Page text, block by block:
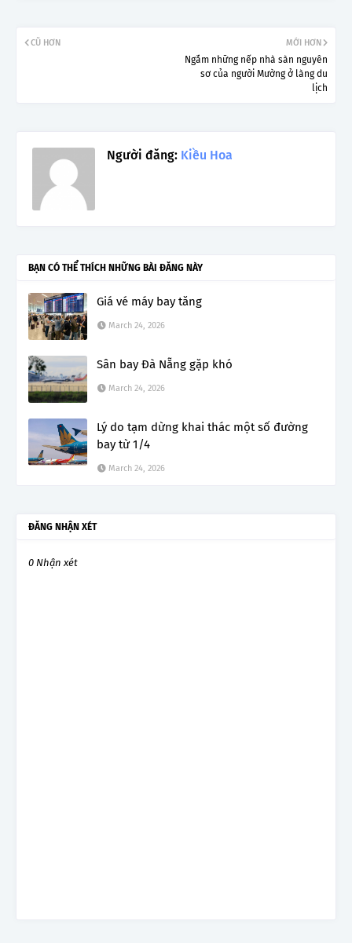
MỚI HƠN
Ngắm những nếp nhà sàn nguyên
sơ của người Mường ở làng du
lịch
CŨ HƠN
Người đăng: Kiều Hoa
BẠN CÓ THỂ THÍCH NHỮNG BÀI ĐĂNG NÀY
Giá vé máy bay tăng
March 24, 2026
Sân bay Đà Nẵng gặp khó
March 24, 2026
Lý do tạm dừng khai thác một số đường
bay từ 1/4
March 24, 2026
ĐĂNG NHẬN XÉT
0 Nhận xét